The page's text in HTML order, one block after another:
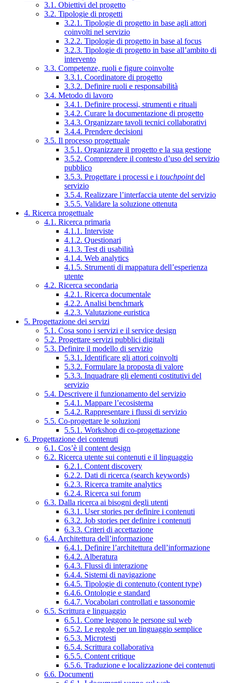
3.1. Obiettivi del progetto
3.2. Tipologie di progetti
3.2.1. Tipologie di progetto in base agli attori
coinvolti nel servizio
3.2.2. Tipologie di progetto in base al focus
3.2.3. Tipologie di progetto in base all’ambito di
intervento
3.3. Competenze, ruoli e figure coinvolte
3.3.1. Coordinatore di progetto
3.3.2. Definire ruoli e responsabilità
3.4. Metodo di lavoro
3.4.1. Definire processi, strumenti e rituali
3.4.2. Curare la documentazione di progetto
3.4.3. Organizzare tavoli tecnici collaborativi
3.4.4. Prendere decisioni
3.5. Il processo progettuale
3.5.1. Organizzare il progetto e la sua gestione
3.5.2. Comprendere il contesto d’uso del servizio
pubblico
3.5.3. Progettare i processi e i touchpointdel
servizio
3.5.4. Realizzare l’interfaccia utente del servizio
3.5.5. Validare la soluzione ottenuta
4. Ricerca progettuale
4.1. Ricerca primaria
4.1.1. Interviste
4.1.2. Questionari
4.1.3. Test di usabilità
4.1.4. Web analytics
4.1.5. Strumenti di mappatura dell’esperienza
utente
4.2. Ricerca secondaria
4.2.1. Ricerca documentale
4.2.2. Analisi benchmark
4.2.3. Valutazione euristica
5. Progettazione dei servizi
5.1. Cosa sono i servizi e il service design
5.2. Progettare servizi pubblici digitali
5.3. Definire il modello di servizio
5.3.1. Identificare gli attori coinvolti
5.3.2. Formulare la proposta di valore
5.3.3. Inquadrare gli elementi costitutivi del
servizio
5.4. Descrivere il funzionamento del servizio
5.4.1. Mappare l’ecosistema
5.4.2. Rappresentare i flussi di servizio
5.5. Co-progettare le soluzioni
5.5.1. Workshop di co-progettazione
6. Progettazione dei contenuti
6.1. Cos’è il content design
6.2. Ricerca utente sui contenuti e il linguaggio
6.2.1. Content discovery
6.2.2. Dati di ricerca (search keywords)
6.2.3. Ricerca tramite analytics
6.2.4. Ricerca sui forum
6.3. Dalla ricerca ai bisogni degli utenti
6.3.1. User stories per definire i contenuti
6.3.2. Job stories per definire i contenuti
6.3.3. Criteri di accettazione
6.4. Architettura dell’informazione
6.4.1. Definire l’architettura dell’informazione
6.4.2. Alberatura
6.4.3. Flussi di interazione
6.4.4. Sistemi di navigazione
6.4.5. Tipologie di contenuto (content type)
6.4.6. Ontologie e standard
6.4.7. Vocabolari controllati e tassonomie
6.5. Scrittura e linguaggio
6.5.1. Come leggono le persone sul web
6.5.2. Le regole per un linguaggio semplice
6.5.3. Microtesti
6.5.4. Scrittura collaborativa
6.5.5. Content critique
6.5.6. Traduzione e localizzazione dei contenuti
6.6. Documenti